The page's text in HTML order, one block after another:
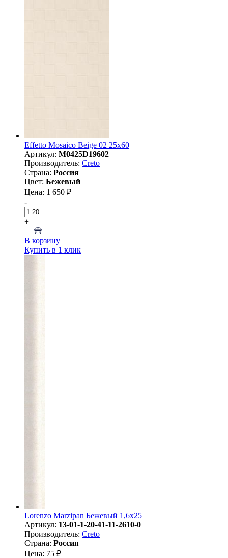
Effetto Mosaico Beige 02 25х60
Артикул: M0425D19602
Производитель: Creto
Страна: Россия
Цвет: Бежевый
Цена: 1 650 ₽
-
+
В корзину
Купить в 1 клик
Lorenzo Marzipan Бежевый 1,6х25
Артикул: 13-01-1-20-41-11-2610-0
Производитель: Creto
Страна: Россия
Цена: 75 ₽